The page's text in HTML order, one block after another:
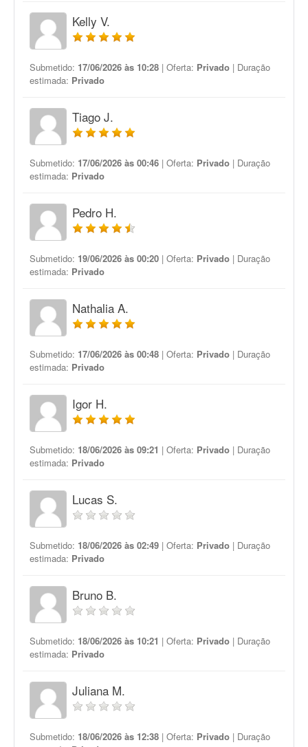
Kelly V.
Submetido: 17/06/2026 às 10:28 | Oferta: Privado | Duração
estimada: Privado
Tiago J.
Submetido: 17/06/2026 às 00:46 | Oferta: Privado | Duração
estimada: Privado
Pedro H.
Submetido: 19/06/2026 às 00:20 | Oferta: Privado | Duração
estimada: Privado
Nathalia A.
Submetido: 17/06/2026 às 00:48 | Oferta: Privado | Duração
estimada: Privado
Igor H.
Submetido: 18/06/2026 às 09:21 | Oferta: Privado | Duração
estimada: Privado
Lucas S.
Submetido: 18/06/2026 às 02:49 | Oferta: Privado | Duração
estimada: Privado
Bruno B.
Submetido: 18/06/2026 às 10:21 | Oferta: Privado | Duração
estimada: Privado
Juliana M.
Submetido: 18/06/2026 às 12:38 | Oferta: Privado | Duração